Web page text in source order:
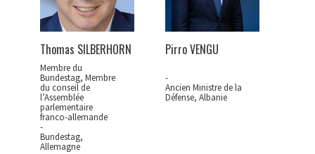
Thomas SILBERHORN
Membre du
Bundestag, Membre
du conseil de
l’Assemblée
parlementaire
franco-allemande
-
Bundestag,
Allemagne
Pirro VENGU
-
Ancien Ministre de la
Défense, Albanie